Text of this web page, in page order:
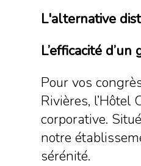
L'alternative
L’efficacité
Pour vos
Rivières, l’Hôtel
corporative.
notre
sérénité.